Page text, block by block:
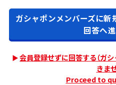
ガシャポンメンバーズに新
回答へ
会員登録せずに回答する（ガ
きま
Proceed to